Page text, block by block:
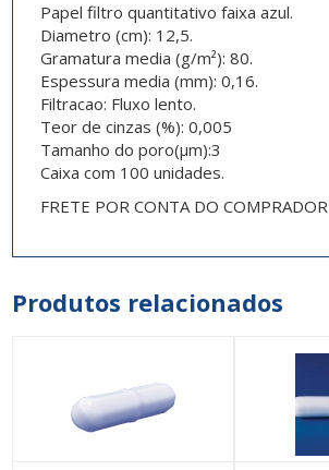
Papel filtro quantitativo faixa azul.
Diametro (cm): 12,5.
Gramatura media (g/m²): 80.
Espessura media (mm): 0,16.
Filtracao: Fluxo lento.
Teor de cinzas (%): 0,005
Tamanho do poro(µm):3
Caixa com 100 unidades.
FRETE POR CONTA DO COMPRADOR
Produtos relacionados